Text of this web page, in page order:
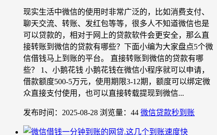
现实生活中微信的使用时非常广泛的，比如消费支付、
聊天交流、转账、发红包等等，很多人不知道微信也是
可以贷款的，相对于网上的贷款软件会更安全，那么直
接转账到微信的贷款有哪些？下面小编为大家盘点5个微
信借钱马上到账的平台。 直接转账到微信的贷款有哪
些？ 1、小鹅花钱 小鹅花钱在微信小程序就可以申请，
借款额度500-5万元，使用期限3-12期，额度可以绑定微
众直接支付使用，也可以直接转载提现到微信...
发布时间：2025-08-28 浏览量：44 微信贷款秒到账